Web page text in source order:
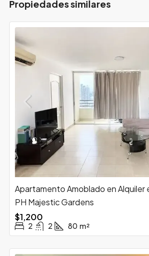
Propiedades similares
Apartamento Amoblado en Alquiler
PH Majestic Gardens
$1,200
2 2 80 m²